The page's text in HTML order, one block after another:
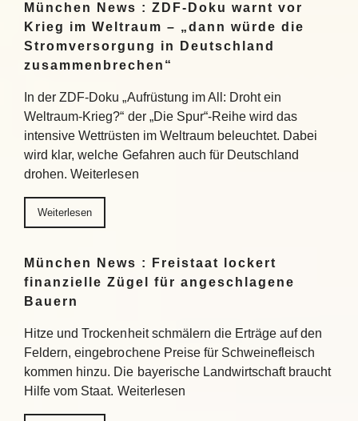
München News : ZDF-Doku warnt vor
Krieg im Weltraum – „dann würde die
Stromversorgung in Deutschland
zusammenbrechen“
In der ZDF-Doku „Aufrüstung im All: Droht ein
Weltraum-Krieg?“ der „Die Spur“-Reihe wird das
intensive Wettrüsten im Weltraum beleuchtet. Dabei
wird klar, welche Gefahren auch für Deutschland
drohen. Weiterlesen
Weiterlesen
München News : Freistaat lockert
finanzielle Zügel für angeschlagene
Bauern
Hitze und Trockenheit schmälern die Erträge auf den
Feldern, eingebrochene Preise für Schweinefleisch
kommen hinzu. Die bayerische Landwirtschaft braucht
Hilfe vom Staat. Weiterlesen